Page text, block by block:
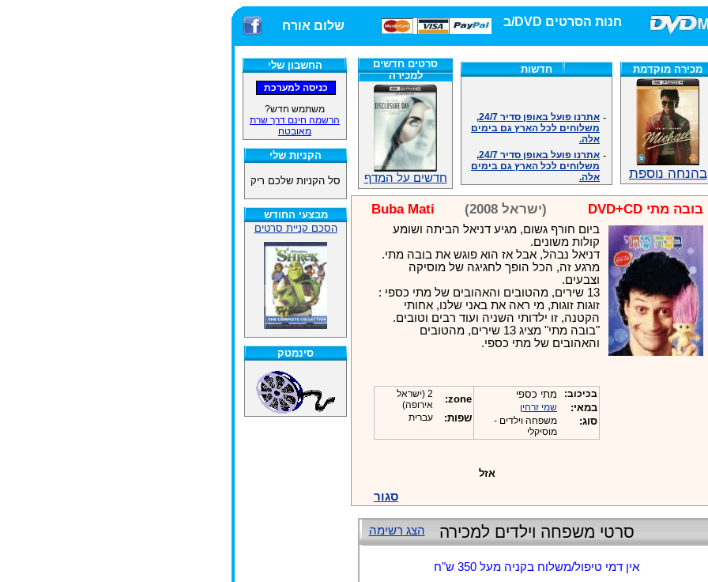
חנות הסרטים DVD/בלו-ריי/3D הגדולה ביותר! שלום אורח
החשבון שלי
משתמש חדש?
הרשמה חינם דרך שרת
מאובטח
הקניות שלי
סל הקניות שלכם ריק
מבצעי החודש
הסכם קניית סרטים
סינמטק
מכירה מוקדמת
בהנחה נוספת
חדשות
משלוחים לכל הארץ גם בימים
אלה.
משלוחים לכל הארץ גם בימים
אלה.
-אנחנו כאן לכול שאלה וזמינים
.האתר לרשותכם פעיל 24/7
מענה טלפוני: 09-7652392
צוות דיוידי מאסטר ישיר.
זמינים במייל ובטלפון. האתר
לרשותכם פעיל 24/7
צוות דיוידי מאסטר ישיר.
אנחנו כאן לכול שאלה וזמינים
במענה הטלפוני שלנו.ובמייל
.האתר לרשותכם 24/7
מענה טלפוני: 09-7652392
צוות דיוידי מאסטר ישיר.
סרטים חדשים
למכירה
חדשים על המדף
בובה מתי DVD+CD (ישראל 2008) Buba Mati
ביום חורף גשום, מגיע דניאל הביתה ושומע
קולות משונים.
דניאל נבהל, אבל אז הוא פוגש את בובה מתי.
מרגע זה, הכל הופך לחגיגה של מוסיקה
וצבעים.
13 שירים, מהטובים והאהובים של מתי כספי :
זוגות זוגות, מי ראה את באני שלנו, אחותי
הקטנה, זו ילדותי השניה ועוד רבים וטובים.
"בובה מתי" מציג 13 שירים, מהטובים
והאהובים של מתי כספי.
בכיכוב:
מתי כספי
במאי:
שמי זרחין
סוג:
משפחה וילדים -
מוסיקלי
zone:
2 (ישראל
אירופה)
שפות: עברית
אזל
סגור
הצג רשימה סרטי משפחה וילדים למכירה
אין דמי טיפול/משלוח בקניה מעל 350 ש"ח